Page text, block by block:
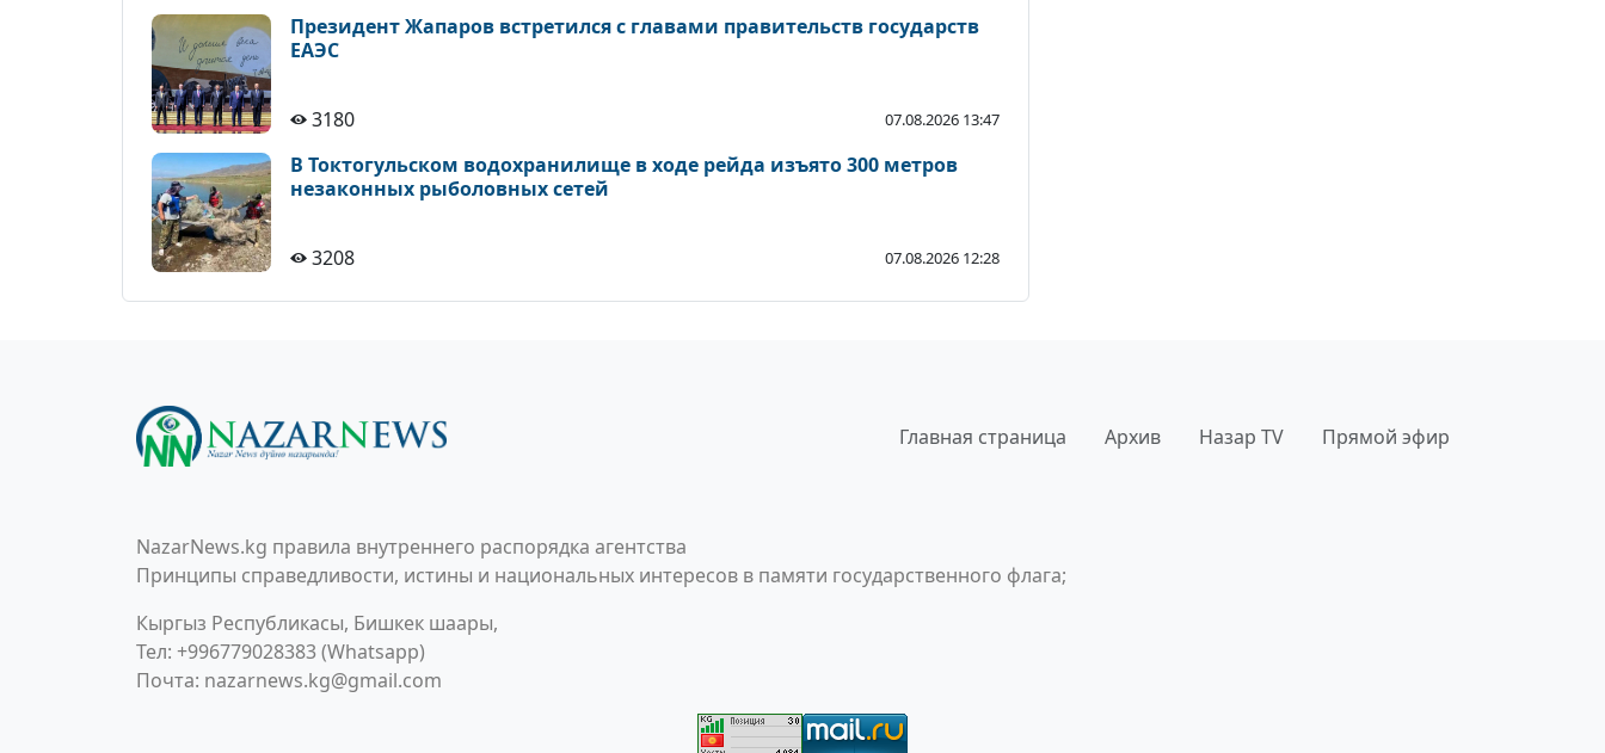
Президент Жапаров встретился с главами правительств государств
ЕАЭС
3180 07.08.2026 13:47
В Токтогульском водохранилище в ходе рейда изъято 300 метров
незаконных рыболовных сетей
3208 07.08.2026 12:28
Главная страница Архив Назар TV Прямой эфир
NazarNews.kg правила внутреннего распорядка агентства
Принципы справедливости, истины и национальных интересов в памяти государственного флага;
Кыргыз Республикасы, Бишкек шаары,
Тел: +996779028383 (Whatsapp)
Почта: nazarnews.kg@gmail.com